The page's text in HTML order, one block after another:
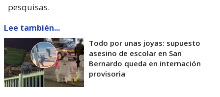
pesquisas.
Lee también...
Todo por unas joyas: supuesto
asesino de escolar en San
Bernardo queda en internación
provisoria